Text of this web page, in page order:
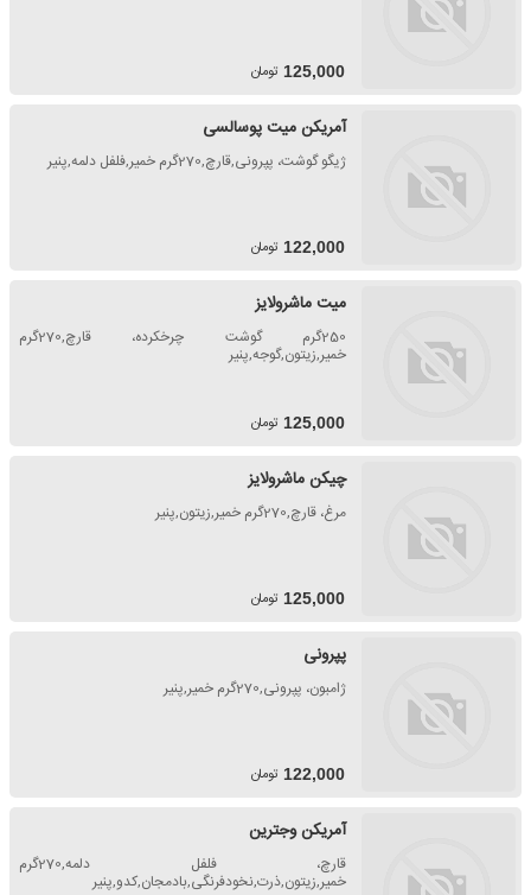
125,000 تومان
آمریکن میت پوسالسی
ژیگو گوشت، پپرونی,قارچ,270گرم خمیر,فلفل دلمه,پنیر
122,000 تومان
میت ماشرولایز
250گرم گوشت چرخکرده، قارچ,270گرم
خمیر,زیتون,گوجه,پنیر
125,000 تومان
چیکن ماشرولایز
مرغ، قارچ,270گرم خمیر,زیتون,پنیر
125,000 تومان
پپرونی
ژامبون، پپرونی,270گرم خمیر,پنیر
122,000 تومان
آمریکن وجترین
قارچ، فلفل دلمه,270گرم
خمیر,زیتون,ذرت,نخودفرنگی,بادمجان,کدو,پنیر